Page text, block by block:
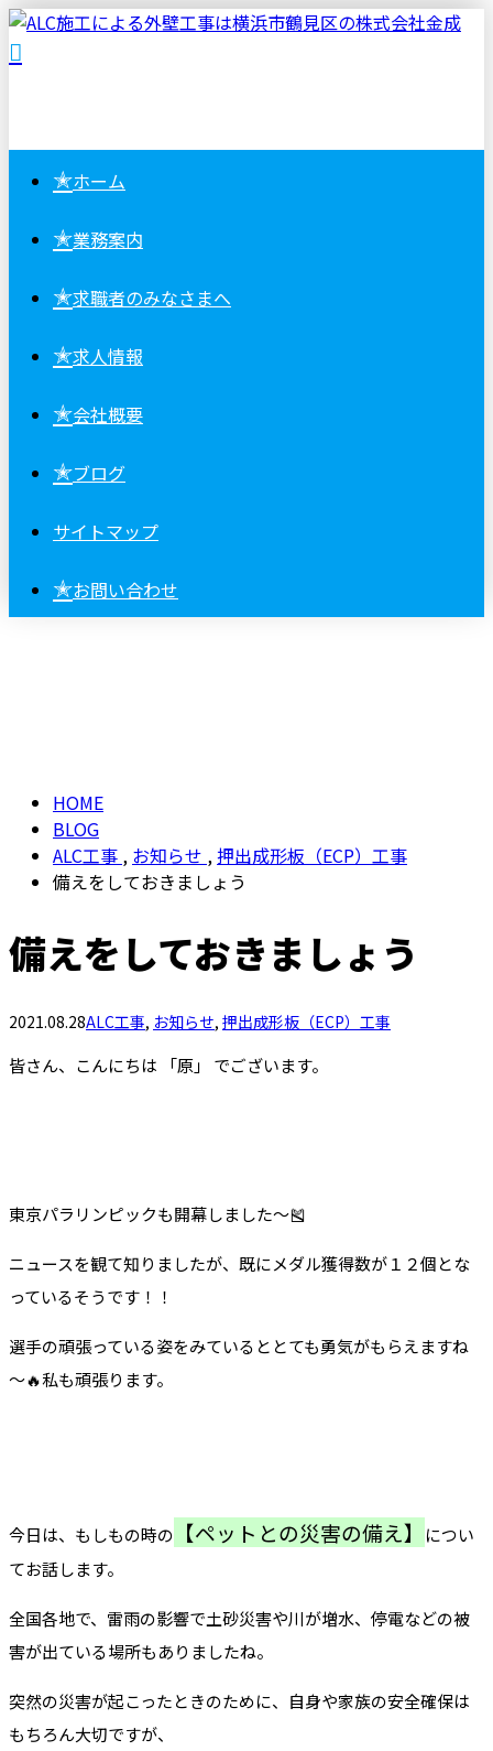
✭ホーム
✭業務案内
✭求職者のみなさまへ
✭求人情報
✭会社概要
✭ブログ
サイトマップ
✭お問い合わせ
HOME
BLOG
ALC工事 , お知らせ ,押出成形板（ECP）工事
備えをしておきましょう
備えをしておきましょう
2021.08.28ALC工事, お知らせ, 押出成形板（ECP）工事
皆さん、こんにちは 「原」 でございます。
東京パラリンピックも開幕しました～🎽
ニュースを観て知りましたが、既にメダル獲得数が１２個とな
っているそうです！！
選手の頑張っている姿をみているととても勇気がもらえますね
～🔥私も頑張ります。
今日は、もしもの時の 【ペットとの災害の備え】
につい
てお話します。
全国各地で、雷雨の影響で土砂災害や川が増水、停電などの被
害が出ている場所もありましたね。
突然の災害が起こったときのために、自身や家族の安全確保は
もちろん大切ですが、